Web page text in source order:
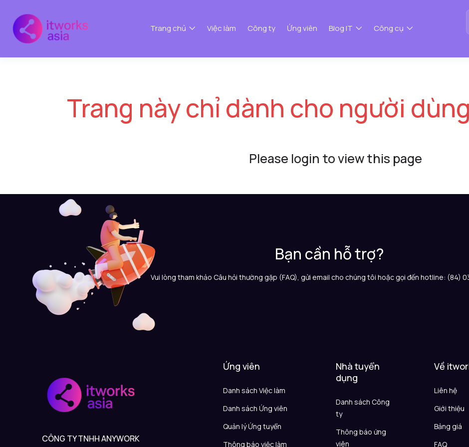
Trang chủ Việc làm Công ty Ứng viên Blog IT Công cụ
Trang này chỉ dành cho người
Please login to view this page
Bạn cần hỗ trợ?
Vui lòng tham khảo Câu hỏi thường gặp (FAQ), gửi email cho chúng tôi hoặc gọi đến hotline: (84)
CÔNG TY TNHH ANYWORK
Ứng viên
Danh sách Việc làm
Danh sách Ứng viên
Quản lý Ứng tuyển
Thông báo việc làm
Nhà tuyển
dụng
Danh sách Công
ty
Thông báo ứng
viên
Về
Liên hệ
Giới thiệu
Bảng giá
FAQ